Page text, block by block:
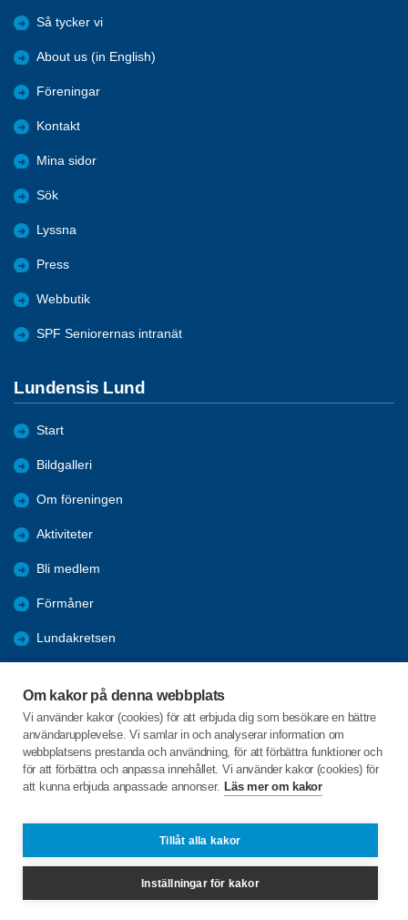
Om kakor på denna webbplats
Vi använder kakor (cookies) för att erbjuda dig som besökare en bättre
användarupplevelse. Vi samlar in och analyserar information om
webbplatsens prestanda och användning, för att förbättra funktioner och
för att förbättra och anpassa innehållet. Vi använder kakor (cookies) för
att kunna erbjuda anpassade annonser. Läs mer om kakor
Tillåt alla kakor
Inställningar för kakor
Så tycker vi
About us (in English)
Föreningar
Kontakt
Mina sidor
Sök
Lyssna
Press
Webbutik
SPF Seniorernas intranät
Lundensis Lund
Start
Bildgalleri
Om föreningen
Aktiviteter
Bli medlem
Förmåner
Lundakretsen
Månadsmöte hösten 2026
Programblad
C/o:Anne-Marie Pålsson
ampalsson49@gmail.com